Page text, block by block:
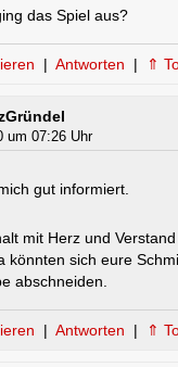
das Spiel aus?
| Antworten | ⇑
um 07:26 Uhr
gut informiert.
mit Herz und
könnten sich eure
abschneiden.
| Antworten | ⇑